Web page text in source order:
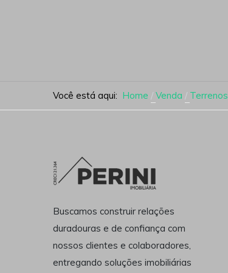
Você está aqui: Home Venda Terrenos
Buscamos construir relações
duradouras e de confiança com
nossos clientes e colaboradores,
entregando soluções imobiliárias